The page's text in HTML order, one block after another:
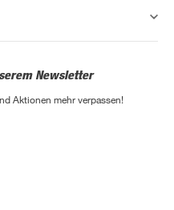
Newsletter
Aktionen mehr verpassen!